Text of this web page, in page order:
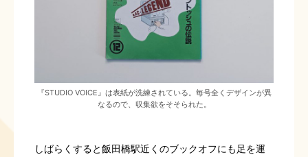
『STUDIO VOICE』は表紙が洗練されている。毎号全くデザインが異
なるので、収集欲をそそられた。
しばらくすると飯田橋駅近くのブックオフにも足を運